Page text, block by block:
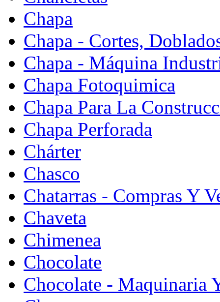
Chapa
Chapa - Cortes,
Chapa - Máquina
Chapa Fotoquimica
Chapa Para La
Chapa Perforada
Chárter
Chasco
Chatarras - Compras Y
Chaveta
Chimenea
Chocolate
Chocolate - Maquinaria